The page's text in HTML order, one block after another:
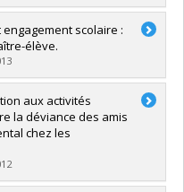
scolaire :
élève.
Jade
aux activités
la déviance des amis
chez les